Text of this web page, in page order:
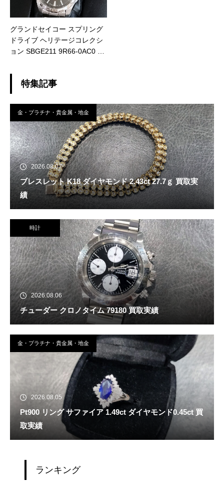
グランドセイコー スプリング
ドライブ ヘリテージコレクシ
ョン SBGE211 9R66-0AC0 買
特集記事
金・プラチナ・貴金属・地金
2026.08.07
ブレスレット K18 ダイヤモンド 2.43ct 27.7ｇ 買取実
績
時計
2026.08.06
チューダー クロノタイム 79180 買取実績
金・プラチナ・貴金属・地金
2026.08.05
Pt900 リング サファイア 1.49ct ダイヤモンド0.45ct 買
取実績
ランキング